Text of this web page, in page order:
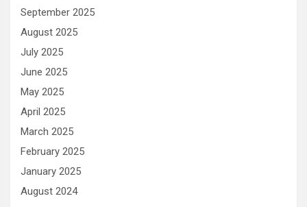
September 2025
August 2025
July 2025
June 2025
May 2025
April 2025
March 2025
February 2025
January 2025
August 2024